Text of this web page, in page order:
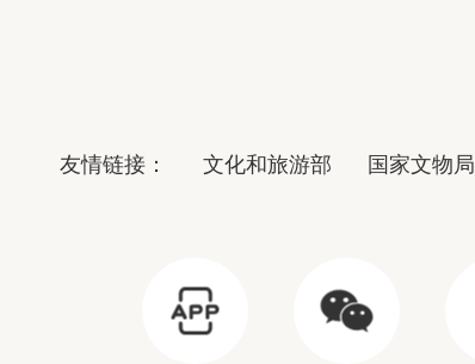
友情链接： 文化和旅游部 国家文物局